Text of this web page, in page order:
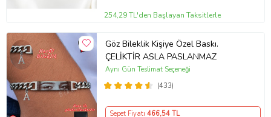
254,29 TL'den Başlayan Taksitlerle
Göz Bileklik Kişiye Özel Baskı.
ÇELİKTİR ASLA PASLANMAZ
(433)
Aynı Gün Teslimat Seçeneği
Sepet Fiyatı 466,54 TL